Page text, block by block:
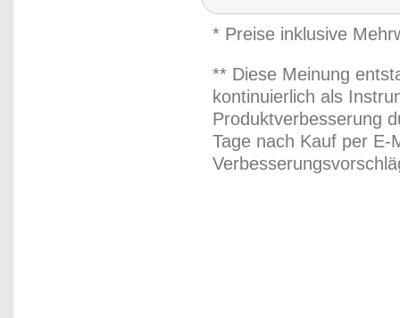
* Preise inklusive
** Diese Meinung
kontinuierlich als
Produktverbesserung
Tage nach Kauf per E-